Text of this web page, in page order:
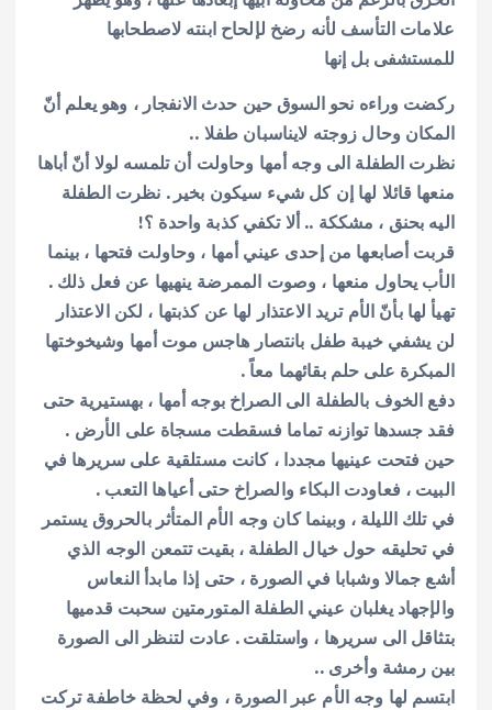
علامات التأسف لأنه رضخ لإلحاح ابنته لاصطحابها
للمستشفى بل إنها
ركضت وراءه نحو السوق حين حدث الانفجار ، وهو يعلم أنّ
المكان وحال زوجته لايناسبان طفلا ..
نظرت الطفلة الى وجه أمها وحاولت أن تلمسه لولا أنّ أباها
منعها قائلا لها إن كل شيء سيكون بخير . نظرت الطفلة
اليه بحنق ، مشككة .. ألا تكفي كذبة واحدة ؟!
قربت أصابعها من إحدى عيني أمها ، وحاولت فتحها ، بينما
الأب يحاول منعها ، وصوت الممرضة ينهيها عن فعل ذلك .
تهيأ لها بأنّ الأم تريد الاعتذار لها عن كذبتها ، لكن الاعتذار
لن يشفي خيبة طفل بانتصار هاجس موت أمها وشيخوختها
المبكرة على حلم بقائهما معاً .
دفع الخوف بالطفلة الى الصراخ بوجه أمها ، بهستيرية حتى
فقد جسدها توازنه تماما فسقطت مسجاة على الأرض .
حين فتحت عينيها مجددا ، كانت مستلقية على سريرها في
البيت ، فعاودت البكاء والصراخ حتى أعياها التعب .
في تلك الليلة ، وبينما كان وجه الأم المتأثر بالحروق يستمر
في تحليقه حول خيال الطفلة ، بقيت تتمعن الوجه الذي
أشع جمالا وشبابا في الصورة ، حتى إذا مابدأ النعاس
والإجهاد يغلبان عيني الطفلة المتورمتين سحبت قدميها
بتثاقل الى سريرها ، واستلقت . عادت لتنظر الى الصورة
بين رمشة وأخرى ..
ابتسم لها وجه الأم عبر الصورة ، وفي لحظة خاطفة تركت